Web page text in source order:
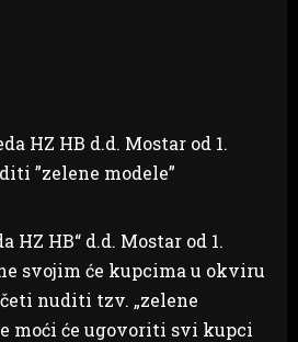
HZ HB“ d.d. Mostar od 1.
svojim će kupcima u okviru
nuditi tzv. „zelene
moći će ugovoriti svi kupci